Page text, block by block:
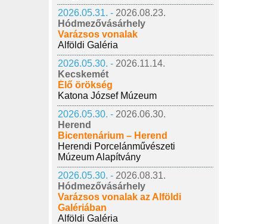
2026.05.31. - 2026.08.23.
Hódmezővásárhely
Varázsos vonalak
Alföldi Galéria
2026.05.30. - 2026.11.14.
Kecskemét
Élő örökség
Katona József Múzeum
2026.05.30. - 2026.06.30.
Herend
Bicentenárium – Herend
Herendi Porcelánművészeti
Múzeum Alapítvány
2026.05.30. - 2026.08.31.
Hódmezővásárhely
Varázsos vonalak az Alföldi
Galériában
Alföldi Galéria